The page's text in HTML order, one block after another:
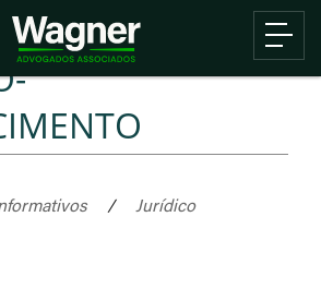
/
Jurídico